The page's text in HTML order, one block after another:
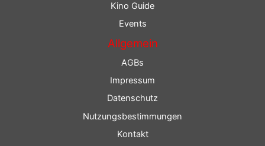
Kino Guide
Events
Allgemein
AGBs
Impressum
Datenschutz
Nutzungsbestimmungen
Kontakt